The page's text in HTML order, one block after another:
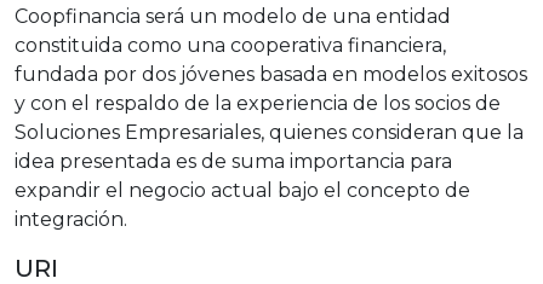
Coopfinancia será un modelo de una entidad
constituida como una cooperativa financiera,
fundada por dos jóvenes basada en modelos exitosos
y con el respaldo de la experiencia de los socios de
Soluciones Empresariales, quienes consideran que la
idea presentada es de suma importancia para
expandir el negocio actual bajo el concepto de
integración.
URI